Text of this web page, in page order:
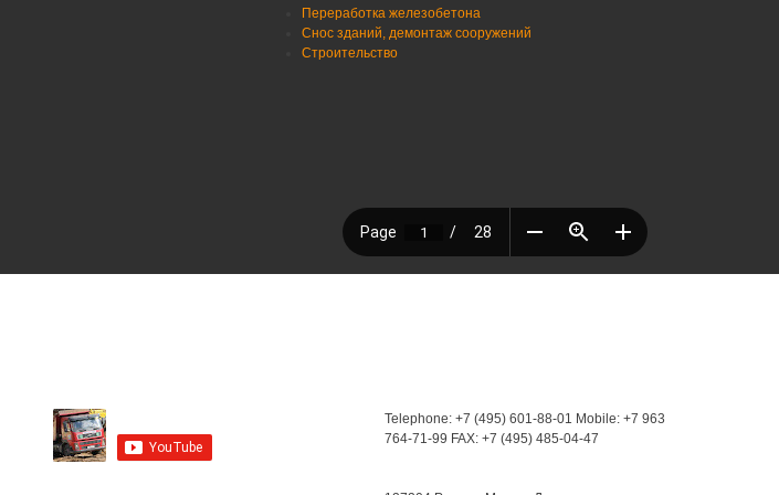
Переработка железобетона
Снос зданий, демонтаж сооружений
Строительство
Telephone: +7 (495) 601-88-01 Mobile: +7 963
764-71-99 FAX: +7 (495) 485-04-47